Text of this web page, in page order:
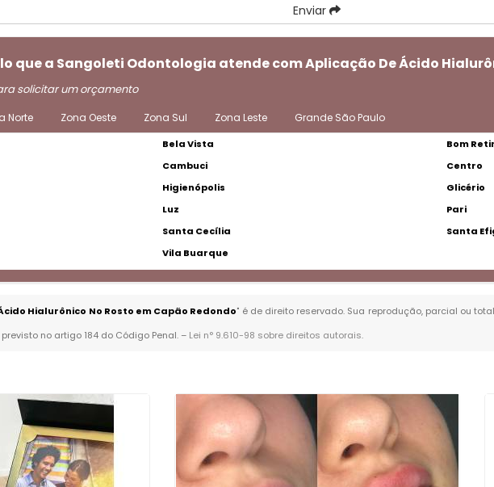
Enviar
que a Sangoleti Odontologia atende com Aplicação De Ácido
solicitar um orçamento
Norte Zona Oeste Zona Sul Zona Leste Grande São Paulo
Bela Vista
Bom
Cambuci
Centro
Higienópolis
Glicério
Luz
Pari
Santa Cecília
Santa
Vila Buarque
Hialurônico No Rosto em Capão Redondo" é de direito reservado. Sua reprodução, parcial ou
no artigo 184 do Código Penal. – Lei n° 9.610-98 sobre direitos autorais.